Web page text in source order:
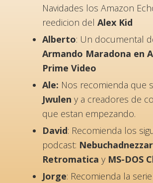
Navidades los Amazon
reedicion del Alex Kid
Alberto: Un documental
Armando Maradona en
Prime Video
Ale: Nos recomienda que
Jwulen y a creadores de
que estan empezando.
David: Recomienda los
podcast: Nebuchadnezzar
Retromatica y MS-DOS
Jorge: Recomienda la